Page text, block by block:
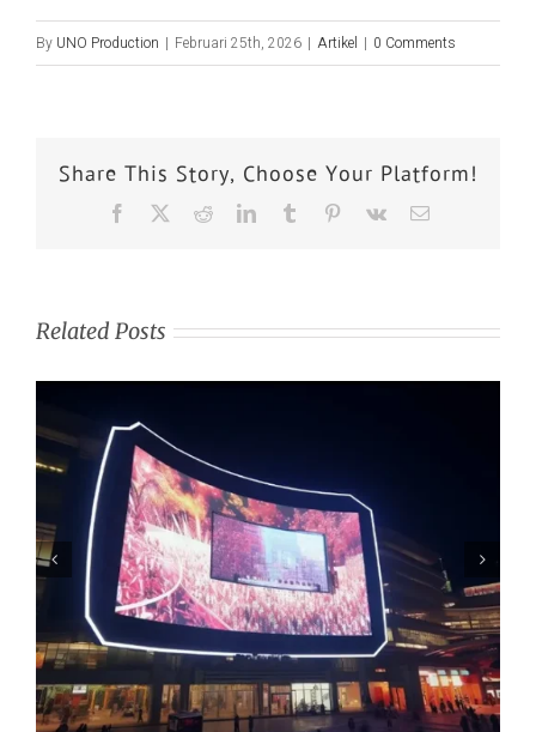
By UNO Production | Februari 25th, 2026 | Artikel | 0 Comments
Share This Story, Choose Your Platform!
Related Posts